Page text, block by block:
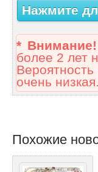
Нажмите
* Внимание!
более 2 лет
очень низкая.
Похожие